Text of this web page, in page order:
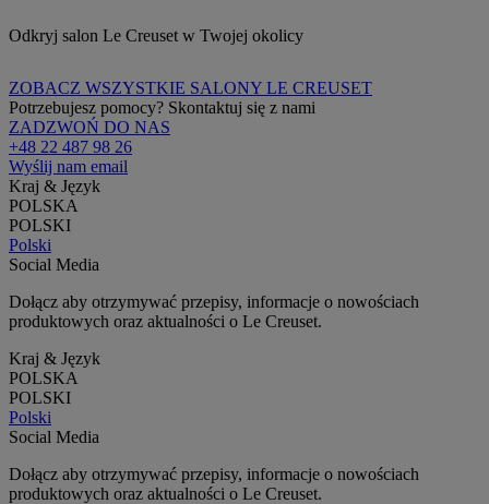
Odkryj salon Le Creuset w Twojej okolicy
ZOBACZ WSZYSTKIE SALONY LE CREUSET
Potrzebujesz pomocy? Skontaktuj się z nami
ZADZWOŃ DO NAS
+48 22 487 98 26
Wyślij nam email
Kraj & Język
POLSKA
POLSKI
Polski
Social Media
Dołącz aby otrzymywać przepisy, informacje o nowościach
produktowych oraz aktualności o Le Creuset.
Kraj & Język
POLSKA
POLSKI
Polski
Social Media
Dołącz aby otrzymywać przepisy, informacje o nowościach
produktowych oraz aktualności o Le Creuset.